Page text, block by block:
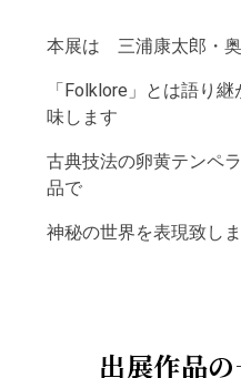
本展は 三浦康太郎・
「Folklore」とは語り
味します
古典技法の卵黄テンペ
品で
神秘の世界を表現致し
出展作品